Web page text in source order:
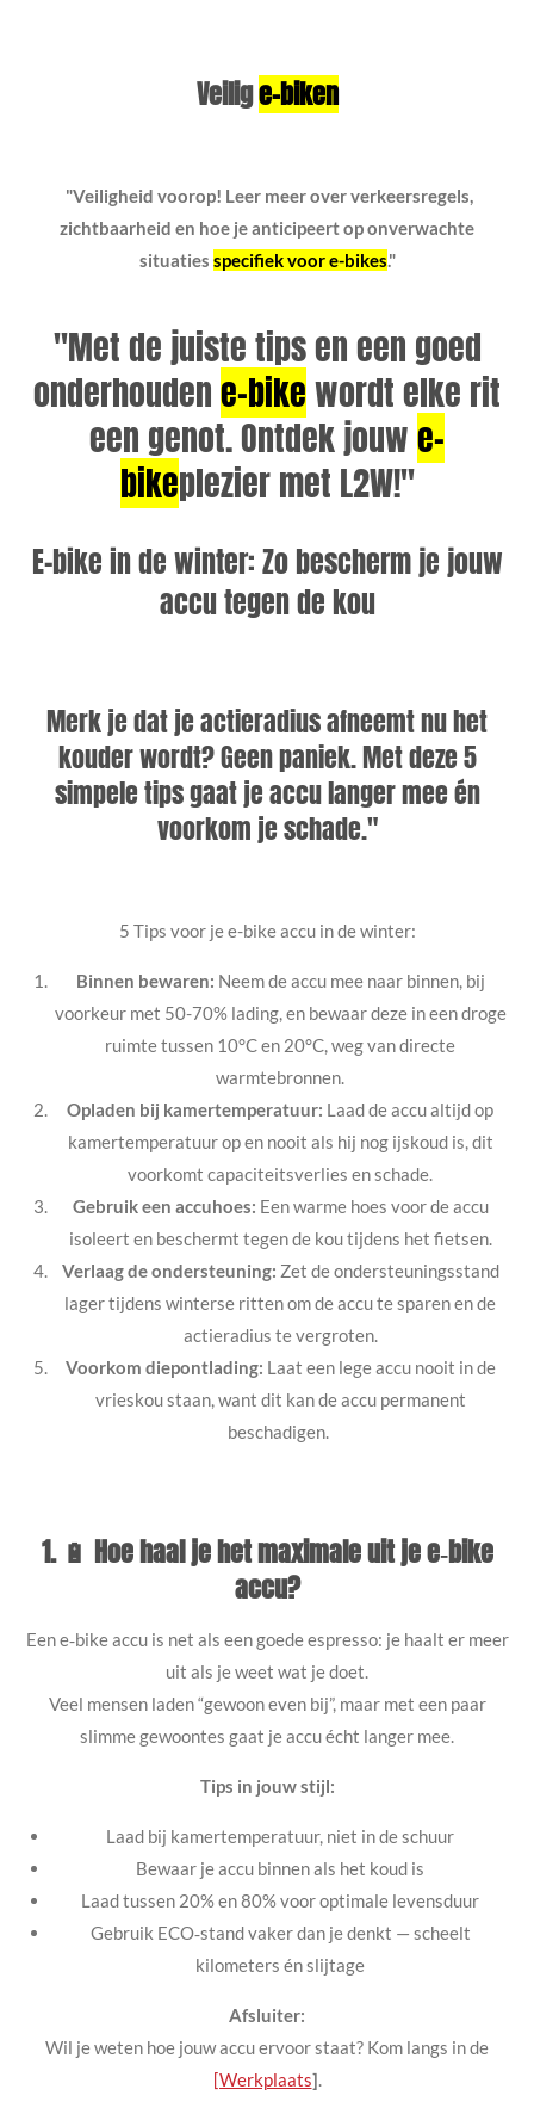
Veilige-biken
"Veiligheid voorop! Leer meer over verkeersregels,
zichtbaarheid en hoe je anticipeert op onverwachte
situaties specifiek voor e-bikes."
"Met de juiste tips en een goed
onderhoudene-bikewordt elke rit
een genot. Ontdek jouwe-
bikeplezier met L2W!"
E-bike in de winter: Zo bescherm je jouw
accu tegen de kou
Merk je dat je actieradius afneemt nu het
kouder wordt? Geen paniek. Met deze 5
simpele tips gaat je accu langer mee én
voorkom je schade."
5 Tips voor je e-bike accu in de winter:
Binnen bewaren: Neem de accu mee naar binnen, bij
voorkeur met 50-70% lading, en bewaar deze in een droge
ruimte tussen 10°C en 20°C, weg van directe
warmtebronnen.
Opladen bij kamertemperatuur: Laad de accu altijd op
kamertemperatuur op en nooit als hij nog ijskoud is, dit
voorkomt capaciteitsverlies en schade.
Gebruik een accuhoes: Een warme hoes voor de accu
isoleert en beschermt tegen de kou tijdens het fietsen.
Verlaag de ondersteuning: Zet de ondersteuningsstand
lager tijdens winterse ritten om de accu te sparen en de
actieradius te vergroten.
Voorkom diepontlading: Laat een lege accu nooit in de
vrieskou staan, want dit kan de accu permanent
beschadigen.
1. 🔋 Hoe haal je het maximale uit je e‑bike
accu?
Een e‑bike accu is net als een goede espresso: je haalt er meer
uit als je weet wat je doet.
Veel mensen laden “gewoon even bij”, maar met een paar
slimme gewoontes gaat je accu écht langer mee.
Tips in jouw stijl:
Laad bij kamertemperatuur, niet in de schuur
Bewaar je accu binnen als het koud is
Laad tussen 20% en 80% voor optimale levensduur
Gebruik ECO‑stand vaker dan je denkt — scheelt
kilometers én slijtage
Afsluiter:
Wil je weten hoe jouw accu ervoor staat? Kom langs in de
[Werkplaats].